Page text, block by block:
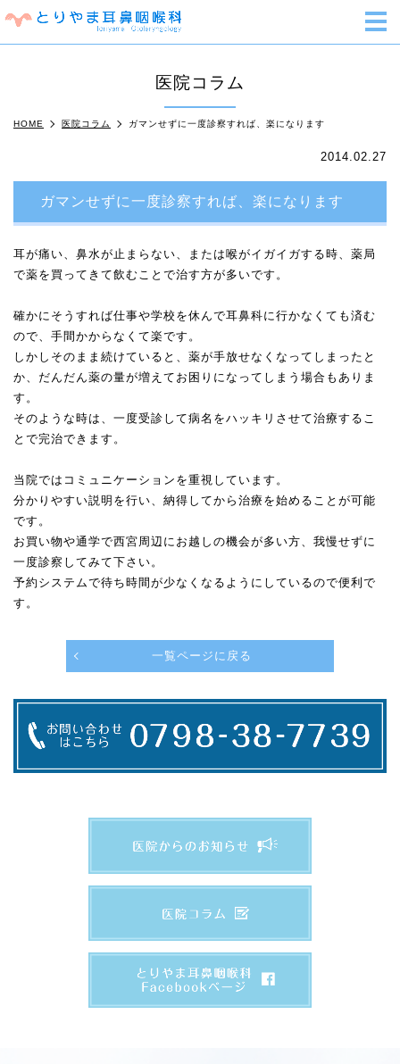
医院コラム
HOME 医院コラム ガマンせずに一度診察すれば、楽になります
2014.02.27
ガマンせずに一度診察すれば、楽になります
耳が痛い、鼻水が止まらない、または喉がイガイガする時、薬局
で薬を買ってきて飲むことで治す方が多いです。
確かにそうすれば仕事や学校を休んで耳鼻科に行かなくても済む
ので、手間かからなくて楽です。
しかしそのまま続けていると、薬が手放せなくなってしまったと
か、だんだん薬の量が増えてお困りになってしまう場合もありま
す。
そのような時は、一度受診して病名をハッキリさせて治療するこ
とで完治できます。
当院ではコミュニケーションを重視しています。
分かりやすい説明を行い、納得してから治療を始めることが可能
です。
お買い物や通学で西宮周辺にお越しの機会が多い方、我慢せずに
一度診察してみて下さい。
予約システムで待ち時間が少なくなるようにしているので便利で
す。
一覧ページに戻る